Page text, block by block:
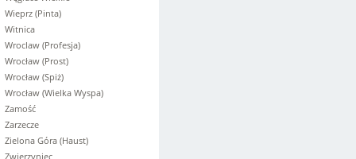
Wieprz (Pinta)
Witnica
Wroclaw (Profesja)
Wrocław (Prost)
Wrocław (Spiż)
Wrocław (Wielka Wyspa)
Zamość
Zarzecze
Zielona Góra (Haust)
Zwierzyniec